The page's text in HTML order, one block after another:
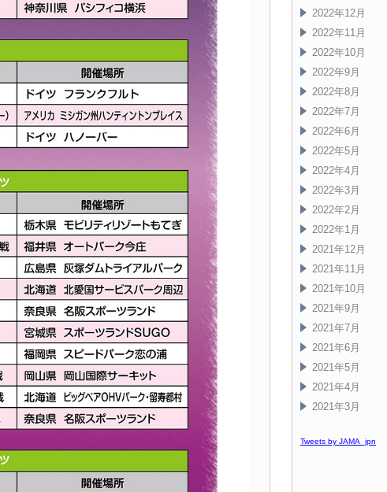
2022年12月
2022年11月
2022年10月
2022年9月
2022年8月
2022年7月
2022年6月
2022年5月
2022年4月
2022年3月
2022年2月
2022年1月
2021年12月
2021年11月
2021年10月
2021年9月
2021年7月
2021年6月
2021年5月
2021年4月
2021年3月
Tweets by JAMA_jpn